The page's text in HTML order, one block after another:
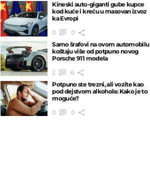
Kineski auto-giganti gube kupce
kod kuće i kreću u masovan izvoz
ka Evropi
0
0
Samo šrafovi na ovom automobilu
koštaju više od potpuno novog
Porsche 911 modela
2
6
Potpuno ste trezni, ali vozite kao
pod dejstvom alkohola: Kako je to
moguće?
0
0